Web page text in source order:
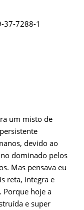
37-7288-1
um misto de
devido ao
domina­do pelos
Mas pensava eu
reta, íntegra e
Porque hoje a
e super